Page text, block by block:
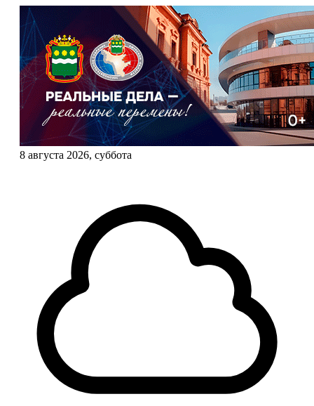
8 августа 2026, суббота